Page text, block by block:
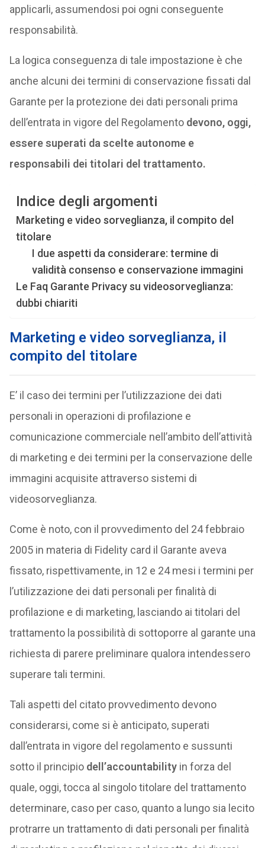
applicarli, assumendosi poi ogni conseguente
responsabilità.
La logica conseguenza di tale impostazione è che
anche alcuni dei termini di conservazione fissati dal
Garante per la protezione dei dati personali prima
dell’entrata in vigore del Regolamento devono, oggi,
essere superati da scelte autonome e
responsabili dei titolari del trattamento.
Indice degli argomenti
Marketing e video sorveglianza, il compito del
titolare
I due aspetti da considerare: termine di
validità consenso e conservazione immagini
Le Faq Garante Privacy su videosorveglianza:
dubbi chiariti
Marketing e video sorveglianza, il
compito del titolare
E’ il caso dei termini per l’utilizzazione dei dati
personali in operazioni di profilazione e
comunicazione commerciale nell’ambito dell’attività
di marketing e dei termini per la conservazione delle
immagini acquisite attraverso sistemi di
videosorveglianza.
Come è noto, con il provvedimento del 24 febbraio
2005 in materia di Fidelity card il Garante aveva
fissato, rispettivamente, in 12 e 24 mesi i termini per
l’utilizzazione dei dati personali per finalità di
profilazione e di marketing, lasciando ai titolari del
trattamento la possibilità di sottoporre al garante una
richiesta di parere preliminare qualora intendessero
superare tali termini.
Tali aspetti del citato provvedimento devono
considerarsi, come si è anticipato, superati
dall’entrata in vigore del regolamento e sussunti
sotto il principio dell’accountabilityin forza del
quale, oggi, tocca al singolo titolare del trattamento
determinare, caso per caso, quanto a lungo sia lecito
protrarre un trattamento di dati personali per finalità